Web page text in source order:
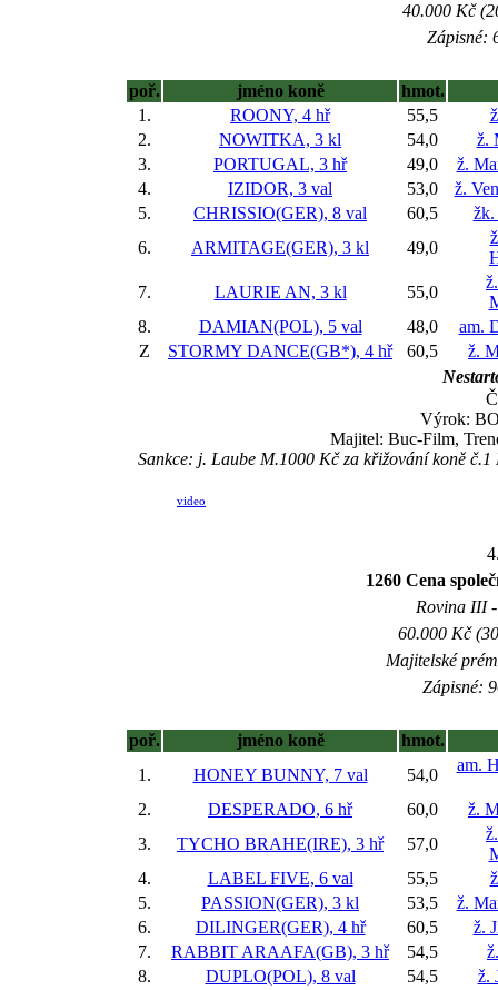
40.000 Kč
Zápisné:
poř. jméno koně
hmot.
1.
ROONY, 4 hř 55,5
2.
NOWITKA, 3 kl 54,0
ž.
3.
PORTUGAL, 3 hř 49,0
ž.
4.
IZIDOR, 3 val 53,0
ž.
5.
CHRISSIO(GER), 8 val 60,5
žk.
6.
ARMITAGE(GER), 3 kl 49,0
7.
LAURIE AN, 3 kl 55,0
8.
DAMIAN(POL), 5 val 48,0
am.
Z
STORMY DANCE(GB*), 4 hř 60,5
ž.
Výrok:
Majitel: Buc-Film,
Sankce: j. Laube M.1000 Kč za křižování koně
video
1260 Cena
Rovina III
60.000 Kč
Majitelské
Zápisné:
poř. jméno koně
hmot.
1.
HONEY BUNNY, 7 val 54,0
am.
2. DESPERADO, 6 hř 60,0
ž.
3.
TYCHO BRAHE(IRE), 3 hř 57,0
4.
LABEL FIVE, 6 val 55,5
5.
PASSION(GER), 3 kl 53,5
ž.
6.
DILINGER(GER), 4 hř 60,5
ž.
7.
RABBIT ARAAFA(GB), 3 hř 54,5
8.
DUPLO(POL), 8 val 54,5
ž.